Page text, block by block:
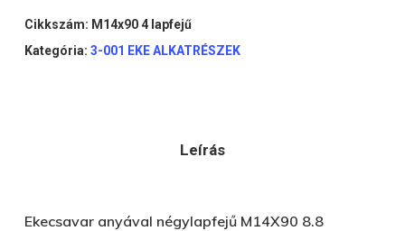
Cikkszám: M14x90 4 lapfejű
Kategória: 3-001 EKE ALKATRÉSZEK
Leírás
Ekecsavar anyával négylapfejű M14X90 8.8